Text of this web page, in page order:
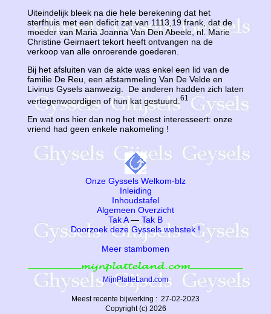
Uiteindelijk bleek na die hele berekening dat het
sterfhuis met een deficit zat van 1113,19 frank, dat de
moeder van Maria Joanna Van Den Abeele, nl. Marie
Christine Geirnaert tekort heeft ontvangen na de
verkoop van alle onroerende goederen.
Bij het afsluiten van de akte was enkel een lid van de
familie De Reu, een afstammeling Van De Velde en
Livinus Gysels aanwezig. De anderen hadden zich laten
vertegenwoordigen of hun kat gestuurd.61
En wat ons hier dan nog het meest interesseert: onze
vriend had geen enkele nakomeling !
Onze Gyssels Welkom-blz
Inleiding
Inhoudstafel
Algemeen Overzicht
Tak A— Tak B
Doorzoek deze Gyssels webstek !
Meer stambomen
MijnPlatteLand.com
Meest recente bijwerking : 27-02-2023
Copyright (c) 2026